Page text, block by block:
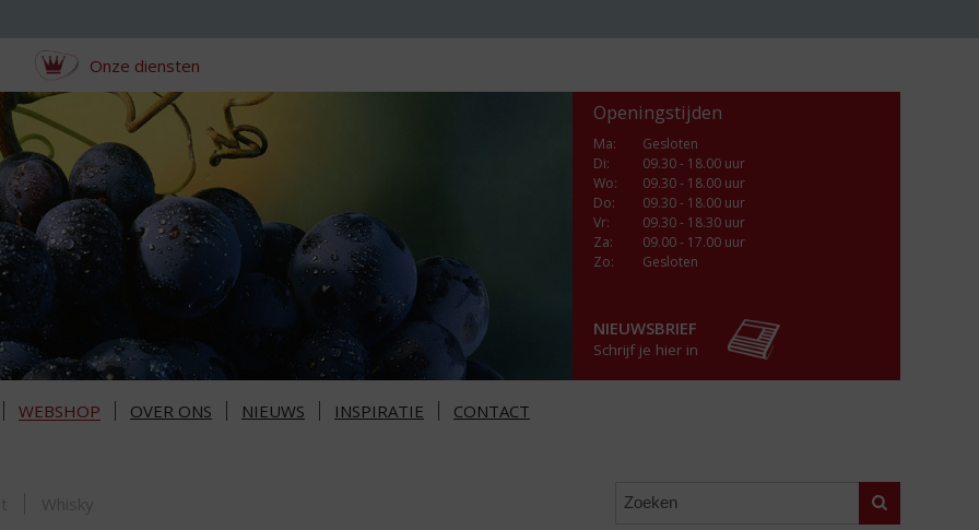
Onze diensten
Openingstijden
Ma:
Gesloten
Di:
09.30 - 18.00 uur
Wo:
09.30 - 18.00 uur
Do:
09.30 - 18.00 uur
Vr:
09.30 - 18.30 uur
Za:
09.00 - 17.00 uur
Zo:
Gesloten
NIEUWSBRIEF
Schrijf je hier in
WEBSHOP OVER ONS NIEUWS INSPIRATIE CONTACT
Zoeken
Whisky